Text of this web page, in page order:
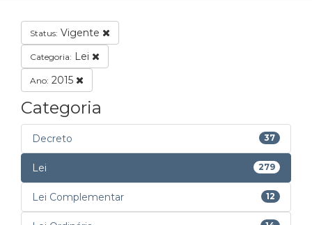
Status: Vigente
Categoria: Lei
Ano: 2015
Categoria
Decreto 37
Lei 279
Lei Complementar 12